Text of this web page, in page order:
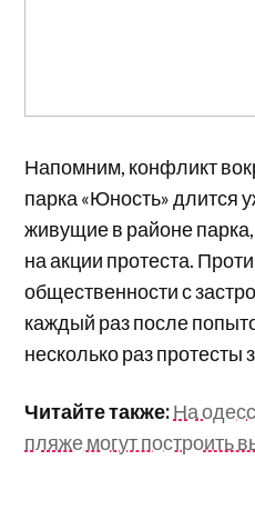
Напомним, конфликт
парка «Юность» длится
живущие в районе
на акции протеста.
общественности с
каждый раз после
несколько раз протесты
Читайте также:На
пляже могут построить